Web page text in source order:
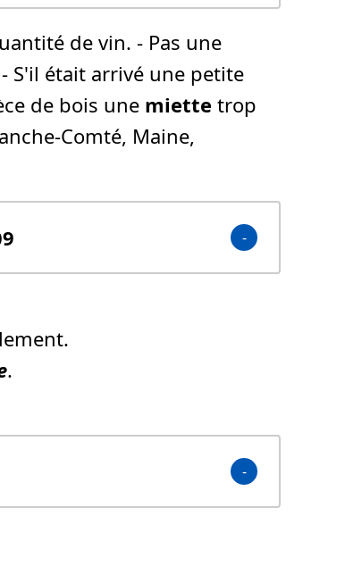
de vin. - Pas une
S'il était arrivé une petite
de bois une miette trop
Comté, Maine,
.